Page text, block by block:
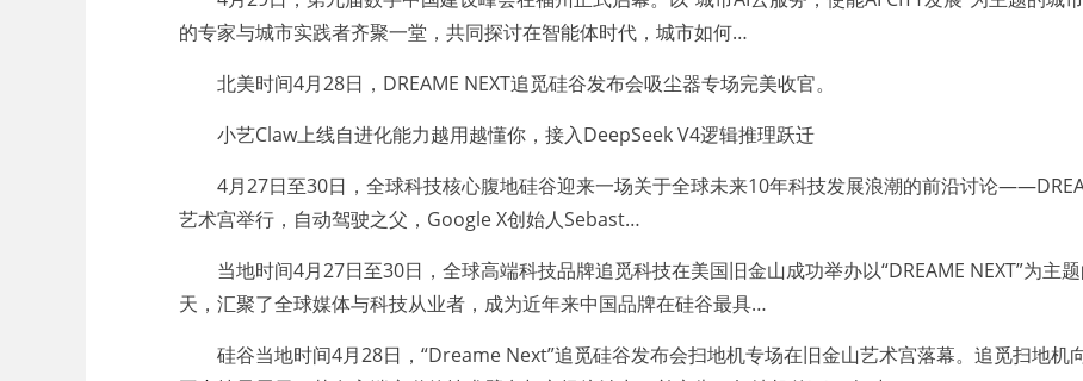
的专家与城市实践者齐聚一堂，共同探讨在智能体时代，城市如何…
北美时间4月28日，DREAME NEXT追觅硅谷发布会吸尘器专场完美收官。
小艺Claw上线自进化能力越用越懂你，接入DeepSeek V4逻辑推理跃迁
4月27日至30日，全球科技核心腹地硅谷迎来一场关于全球未来10年科技发展浪潮的前沿讨论
艺术宫举行，自动驾驶之父，Google X创始人Sebast…
当地时间4月27日至30日，全球高端科技品牌追觅科技在美国旧金山成功举办以“DREAME NEXT”为主
天，汇聚了全球媒体与科技从业者，成为近年来中国品牌在硅谷最具…
硅谷当地时间4月28日，“Dreame Next”追觅硅谷发布会扫地机专场在旧金山艺术宫落幕。追觅扫地机